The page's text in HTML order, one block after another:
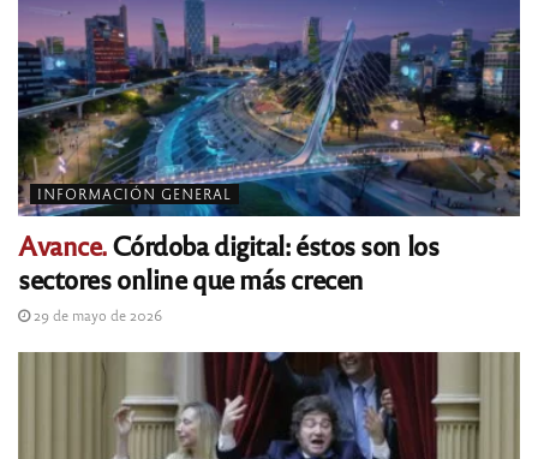
INFORMACIÓN GENERAL
Avance.Córdoba digital: éstos son los
sectores online que más crecen
29 de mayo de 2026